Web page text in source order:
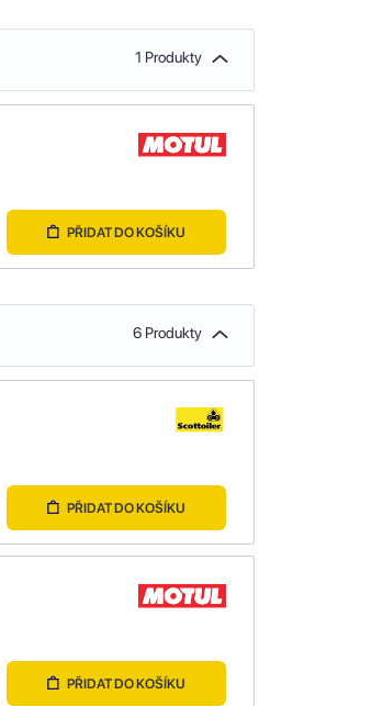
1 Produkty
PŘIDAT DO KOŠÍKU
6 Produkty
PŘIDAT DO KOŠÍKU
PŘIDAT DO KOŠÍKU